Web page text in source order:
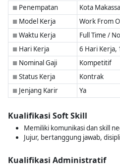
■ Penempatan Kota
■ Model Kerja Work From
■ Waktu Kerja Full Time /
■ Hari Kerja 6 Hari Kerja,
■ Nominal Gaji Kompetitif
■ Status Kerja Kontrak
■ Jenjang Karir Ya
Kualifikasi Soft Skill
Memiliki komunikasi dan skill
Jujur, bertanggung jawab,
Kualifikasi Administratif